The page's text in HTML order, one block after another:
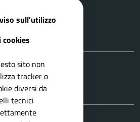
sull'utilizzo
cookies
sito non
tracker o
diversi da
tecnici